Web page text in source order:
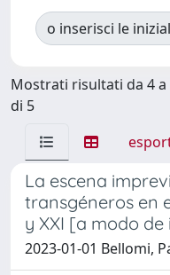
o inserisci le
Mostrati risultati da 4 a
di 5
La escena
transgéneros en
y XXI [a modo
2023-01-01 Bellomi,